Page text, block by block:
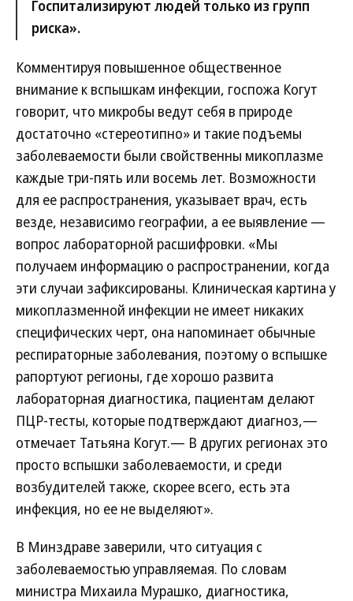
Госпитализируют людей только из групп
риска».
Комментируя повышенное общественное
внимание к вспышкам инфекции, госпожа Когут
говорит, что микробы ведут себя в природе
достаточно «стереотипно» и такие подъемы
заболеваемости были свойственны микоплазме
каждые три-пять или восемь лет. Возможности
для ее распространения, указывает врач, есть
везде, независимо географии, а ее выявление —
вопрос лабораторной расшифровки. «Мы
получаем информацию о распространении, когда
эти случаи зафиксированы. Клиническая картина у
микоплазменной инфекции не имеет никаких
специфических черт, она напоминает обычные
респираторные заболевания, поэтому о вспышке
рапортуют регионы, где хорошо развита
лабораторная диагностика, пациентам делают
ПЦР-тесты, которые подтверждают диагноз,—
отмечает Татьяна Когут.— В других регионах это
просто вспышки заболеваемости, и среди
возбудителей также, скорее всего, есть эта
инфекция, но ее не выделяют».
В Минздраве заверили, что ситуация с
заболеваемостью управляемая. По словам
министра Михаила Мурашко, диагностика,